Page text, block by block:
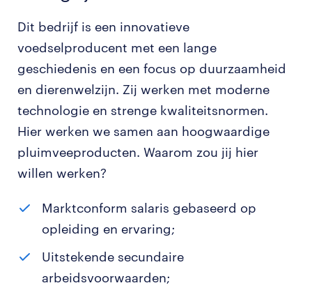
Dit bedrijf is een innovatieve
voedselproducent met een lange
geschiedenis en een focus op duurzaamheid
en dierenwelzijn. Zij werken met moderne
technologie en strenge kwaliteitsnormen.
Hier werken we samen aan hoogwaardige
pluimveeproducten. Waarom zou jij hier
willen werken?
Marktconform salaris gebaseerd op
opleiding en ervaring;
Uitstekende secundaire
arbeidsvoorwaarden;